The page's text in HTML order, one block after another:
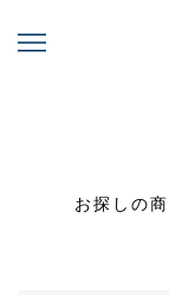
お探しの